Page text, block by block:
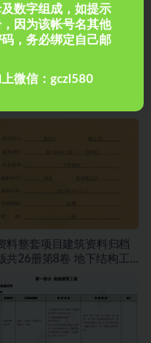
堰及便道施工方案
料整套项目建筑资料归档
册第8卷 地下结构工
数字组成，如提示
因为该帐号名其他
，务必绑定自己邮
微信：gczl580